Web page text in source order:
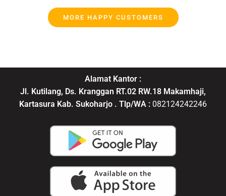
MORE HAPPY CUSTOMERS
Alamat Kantor :
Jl. Kutilang, Ds. Kranggan RT.02 RW.18 Makamhaji,
Kartasura Kab. Sukoharjo . Tlp/WA : 082124242246